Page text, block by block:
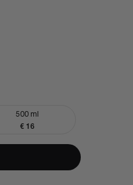
500 ml
Prix de vente
€ 16